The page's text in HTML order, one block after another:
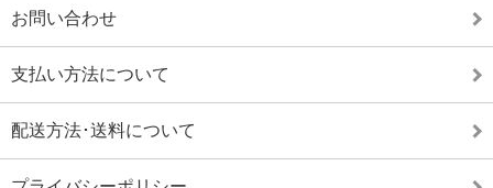
お問い合わせ
支払い方法について
配送方法･送料について